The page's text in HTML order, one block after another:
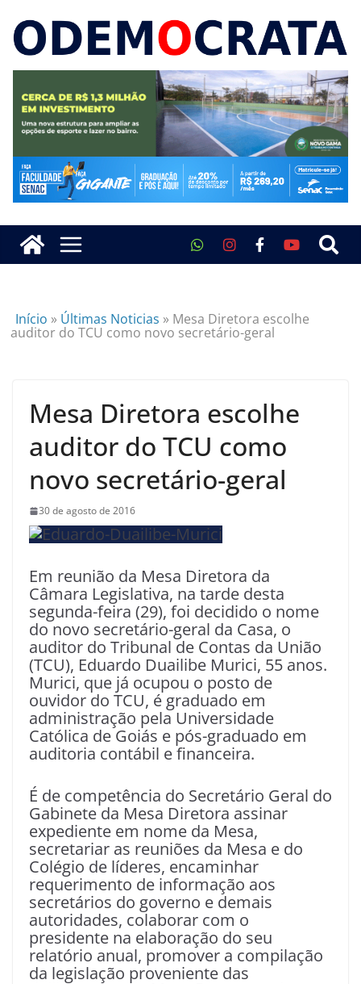
Início » Últimas Noticias » Mesa Diretora escolhe
auditor do TCU como novo secretário-geral
Mesa Diretora escolhe
auditor do TCU como
novo secretário-geral
30 de agosto de 2016
Em reunião da Mesa Diretora da
Câmara Legislativa, na tarde desta
segunda-feira (29), foi decidido o nome
do novo secretário-geral da Casa, o
auditor do Tribunal de Contas da União
(TCU), Eduardo Duailibe Murici, 55 anos.
Murici, que já ocupou o posto de
ouvidor do TCU, é graduado em
administração pela Universidade
Católica de Goiás e pós-graduado em
auditoria contábil e financeira.
É de competência do Secretário Geral do
Gabinete da Mesa Diretora assinar
expediente em nome da Mesa,
secretariar as reuniões da Mesa e do
Colégio de líderes, encaminhar
requerimento de informação aos
secretários do governo e demais
autoridades, colaborar com o
presidente na elaboração do seu
relatório anual, promover a compilação
da legislação proveniente das